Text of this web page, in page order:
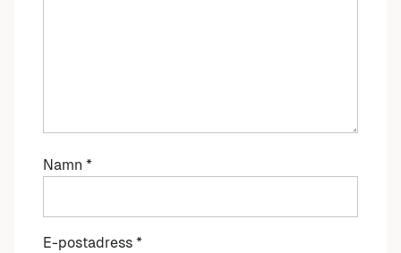
Namn *
E-postadress *